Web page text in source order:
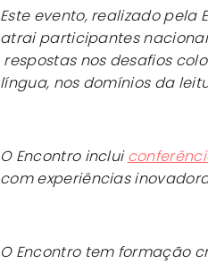
Este evento, realizado pela
atrai participantes
respostas nos desafios
língua, nos domínios da
O Encontro inclui
com experiências
O Encontro tem formação